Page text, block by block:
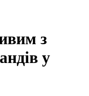
з
у